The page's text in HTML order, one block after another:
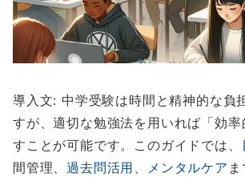
導入文: 中学受験は時間と精神的な負
すが、適切な勉強法を用いれば「効率
すことが可能です。このガイドでは、
間管理、過去問活用 、 メンタルケア